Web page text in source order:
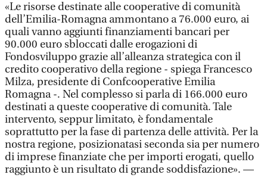
«Le risorse destinate alle cooperative di comunità
dell’Emilia-Romagna ammontano a 76.000 euro, ai
quali vanno aggiunti finanziamenti bancari per
90.000 euro sbloccati dalle erogazioni di
Fondosviluppo grazie all’alleanza strategica con il
credito cooperativo della regione - spiega Francesco
Milza, presidente di Confcooperative Emilia
Romagna -. Nel complesso si parla di 166.000 euro
destinati a queste cooperative di comunità. Tale
intervento, seppur limitato, è fondamentale
soprattutto per la fase di partenza delle attività. Per la
nostra regione, posizionatasi seconda sia per numero
di imprese finanziate che per importi erogati, quello
raggiunto è un risultato di grande soddisfazione». —